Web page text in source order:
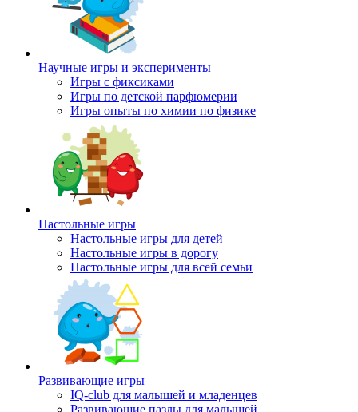
Научные игры и эксперименты
Игры с фиксиками
Игры по детской парфюмерии
Игры опыты по химии по физике
Настольные игры
Настольные игры для детей
Настольные игры в дорогу
Настольные игры для всей семьи
Развивающие игры
IQ-club для малышей и младенцев
Развивающие пазлы для малышей